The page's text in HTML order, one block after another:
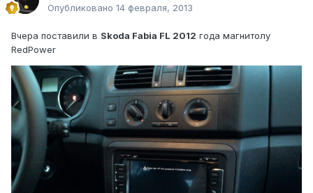
Опубликовано 14 февраля, 2013
Вчера поставили в Skoda Fabia FL 2012 года магнитолу
RedPower